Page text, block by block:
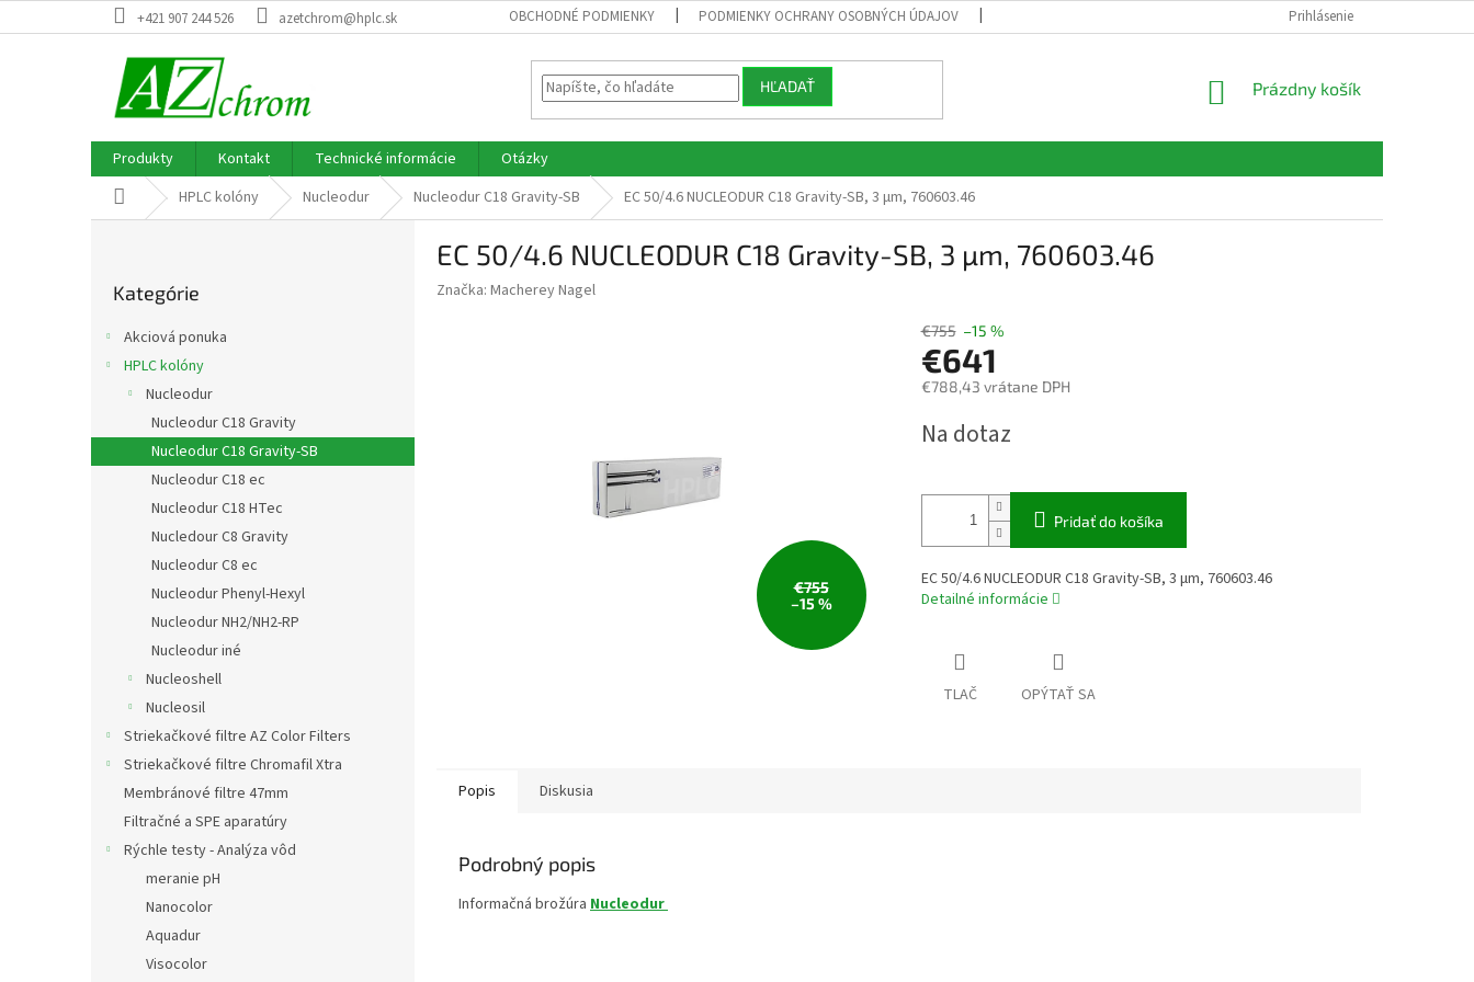
na
+421 907 244 526 azetchrom@hplc.sk OBCHODNÉ PODMIENKY PODMIENKY OCHRANY OSOBNÝCH ÚDAJOV Prihlásenie
HĽADAŤ
NÁKUPNÝ
Prázdny košík
Produkty Kontakt Technické informácie
Otázky
DomovHPLC kolóny Nucleodur Nucleodur C18 Gravity-SB EC 50/4.6 NUCLEODUR C18 Gravity-SB, 3 µm, 760603.46
kategórie
Kategórie
Akciová ponuka
HPLC kolóny
Nucleodur
Nucleodur C18 Gravity
Nucleodur C18 Gravity-SB
Nucleodur C18 ec
Nucleodur C18 HTec
Nucledour C8 Gravity
Nucleodur C8 ec
Nucleodur Phenyl-Hexyl
Nucleodur NH2/NH2-RP
Nucleodur iné
Nucleoshell
Nucleosil
Striekačkové filtre AZ Color Filters
Striekačkové filtre Chromafil Xtra
Membránové filtre 47mm
Filtračné a SPE aparatúry
Rýchle testy - Analýza vôd
meranie pH
Nanocolor
Aquadur
Visocolor
EC 50/4.6 NUCLEODUR C18 Gravity-SB, 3 µm, 760603.46
Značka: Macherey Nagel
€755
–15 %
€755 –15 %
€641
€788,43 vrátane DPH
cena:
Na dotaz
Pridať do košíka
EC 50/4.6 NUCLEODUR C18 Gravity-SB, 3 µm, 760603.46
Detailné informácie
TLAČ OPÝTAŤ SA
Popis Diskusia
Podrobný popis
Informačná brožúra Nucleodur